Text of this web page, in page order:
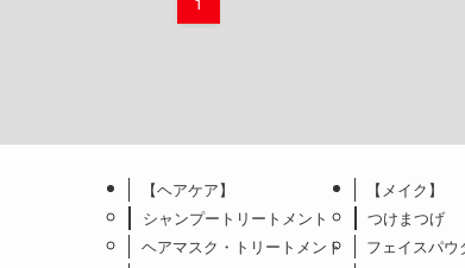
【ヘアケア】
シャンプートリートメント
ヘアマスク・トリートメント
【メイク】
つけまつげ
フェイスパウ